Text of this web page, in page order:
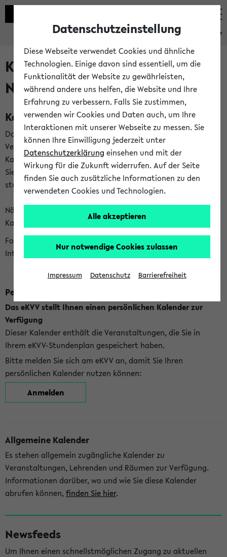
eKVV
Kalenderintegration und
Newsfeeds
Kalenderintegration
Das eKVV bietet Ihnen die Möglichkeit,
Veranstaltungstermine in eine Vielzahl von
Kalenderanwendungen einzubinden. Auf diese Weise können
Sie einen gemeinsamen Überblick über Ihre privaten und
studienbezogenen Termine erhalten.
Näheres zu Vorteilen und Funktionsweise der
Kalenderintegration können Sie auf unserer
Folgende Kalender bietet Ihnen das eKVV derzeit zur
Integration an:
Persönlicher Kalender
Das eKVV stellt Ihnen einen persönlichen Kalender zur
Verfügung
Dieser Kalender enthält die Veranstaltungen, die Sie in
Ihrem eKVV-Stundenplan gespeichert haben.
Bitte melden Sie sich am eKVV an, damit Sie Ihren
persönlichen Kalender nutzen können:
Anmelden
Allgemeine Kalender
Es stehen allgemein zugängliche Kalender zu
Veranstaltungen, Lehrenden und Räumen zur Verfügung.
Informationen darüber, wo und wie Sie diese Kalender
abrufen können, finden Sie hier.
Newsfeeds
Um Ihnen einen schnellstmöglichen Zugang zu aktuellen
Datenschutzeinstellung
Diese Webseite verwendet Cookies und ähnliche
Technologien. Einige davon sind essentiell, um die
Funktionalität der Website zu gewährleisten,
während andere uns helfen, die Website und Ihre
Erfahrung zu verbessern. Falls Sie zustimmen,
verwenden wir Cookies und Daten auch, um Ihre
Interaktionen mit unserer Webseite zu messen. Sie
können Ihre Einwilligung jederzeit unter
Datenschutzerklärung einsehen und mit der
Wirkung für die Zukunft widerrufen. Auf der Seite
finden Sie auch zusätzliche Informationen zu den
verwendeten Cookies und Technologien.
Alle akzeptieren
Nur notwendige Cookies zulassen
Impressum Datenschutz Barrierefreiheit